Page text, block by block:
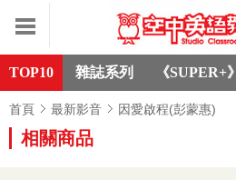
TOP10 雜誌系列 《SUPER+
首頁 最新影音 因愛啟程(彭蒙惠)
相關商品